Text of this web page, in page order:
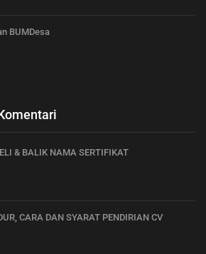
BUMDesa
& BALIK NAMA SERTIFIKAT
CARA DAN SYARAT PENDIRIAN CV